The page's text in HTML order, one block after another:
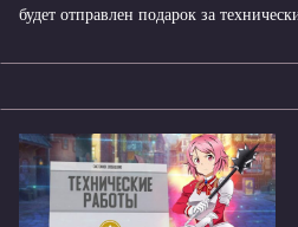
будет отправлен подарок за